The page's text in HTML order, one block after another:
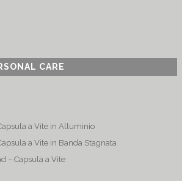
CARE
a Vite in Alluminio
a Vite in Banda Stagnata
– Capsula a Vite